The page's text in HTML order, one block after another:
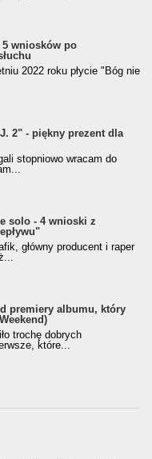
5 wniosków po
2022 roku płycie "Bóg nie
2" - piękny prezent dla
stopniowo wracam do
solo - 4 wnioski z
główny producent i raper
premiery albumu, który
trochę dobrych
które...